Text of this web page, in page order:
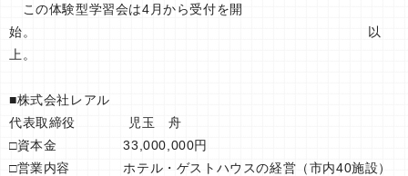
この体験型学習会は4月から受付を開
始。 以
上。
■株式会社レアル
代表取締役 児玉 舟
□資本金 33,000,000円
□営業内容 ホテル・ゲストハウスの経営（市内40施設）